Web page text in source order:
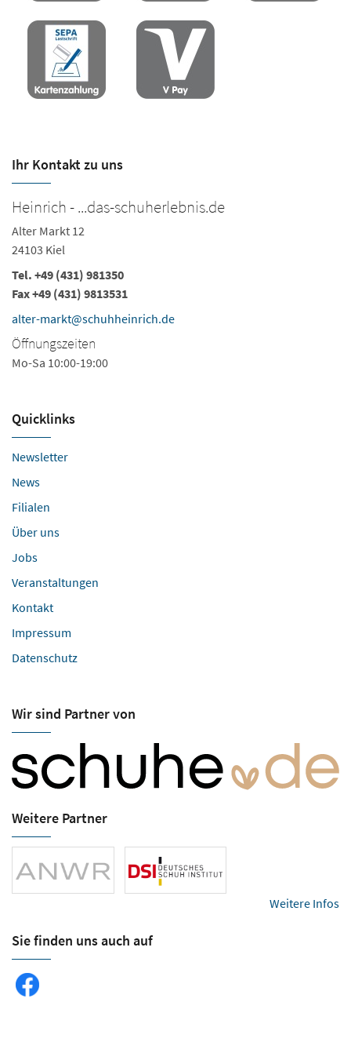
Ihr Kontakt zu uns
Heinrich - ...das-schuherlebnis.de
Alter Markt 12
24103 Kiel
Tel. +49 (431) 981350
Fax +49 (431) 9813531
alter-markt@schuhheinrich.de
Öffnungszeiten
Mo-Sa 10:00-19:00
Quicklinks
Newsletter
News
Filialen
Über uns
Jobs
Veranstaltungen
Kontakt
Impressum
Datenschutz
Wir sind Partner von
Weitere Partner
Weitere Infos
Sie finden uns auch auf